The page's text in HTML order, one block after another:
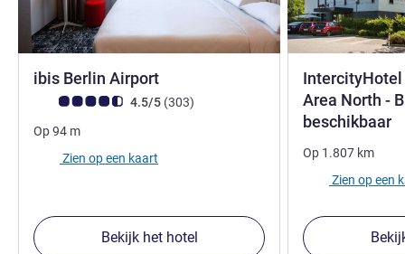
ibis Berlin Airport
Avis-klantbeoordeling (ALL beoordeling)
4.5/5 (303beoordelingen
)
Op94 m
Zien op een kaart
Bekijk het hotel
Area North -
beschikbaar
Op 1.807 km
Zien op een